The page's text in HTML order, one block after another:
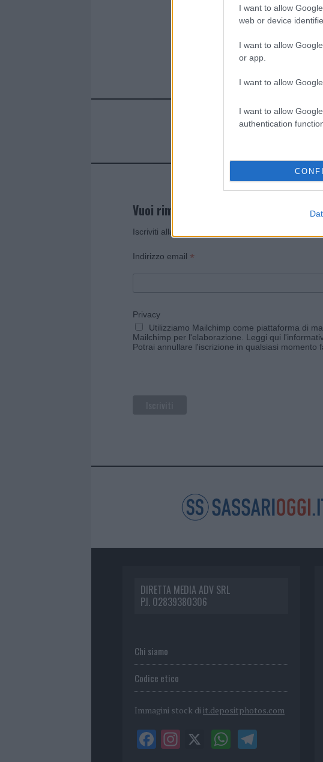
I want to allow
web or device
I want to allow
or app.
I want to allow
I want to allow
authentication
Invia
Vuoi rimanere sempre aggiornato?
Iscriviti alla newsletter di Gallura Oggi e ricevi le
Indirizzo email *
Privacy
Utilizziamo Mailchimp come piattaforma di
Mailchimp per l'elaborazione. Leggi qui
Potrai annullare l'iscrizione in qualsiasi momento
DIRETTA MEDIA ADV SRL
P.I. 02839380306
Chi siamo
Codice etico
Immagini stock di it.depositphotos.com